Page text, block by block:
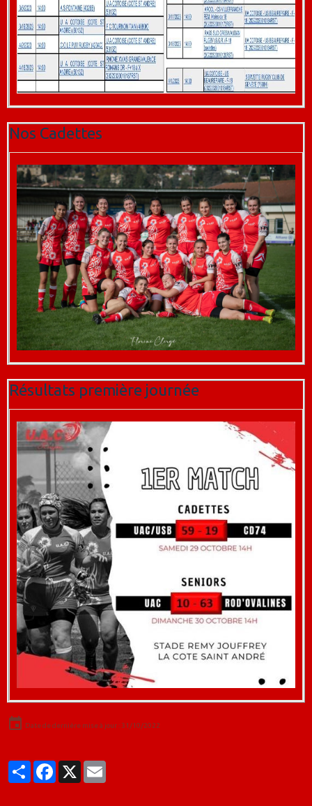
Nos Cadettes
Résultats première journée
Date de dernière mise à jour : 31/10/2022
PartagerFacebook